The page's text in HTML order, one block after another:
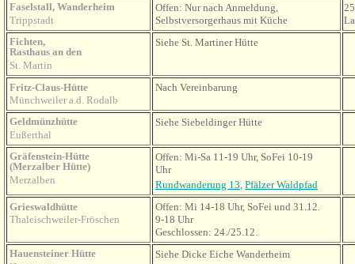
Faselstall, Wanderheim
Trippstadt
Offen: Nur nach Anmeldung,
Selbstversorgerhaus mit Küche
Fichten,
Rasthaus an den
St. Martin
Siehe St. Martiner Hütte
Fritz-Claus-Hütte
Münchweiler a.d. Rodalb
Nach Vereinbarung
Geldmünzhütte
Eußerthal
Siehe Siebeldinger Hütte
Gräfenstein-Hütte
(Merzalber Hütte)
Merzalben
Offen: Mi-Sa 11-19 Uhr, SoFei 10-19
Uhr
Rundwanderung 13, Pfälzer Waldpfad
Grieswaldhütte
Thaleischweiler-Fröschen
Offen: Mi 14-18 Uhr, SoFei und 31.12.
9-18 Uhr
Geschlossen: 24./25.12.
Hauensteiner Hütte
Siehe Dicke Eiche Wanderheim